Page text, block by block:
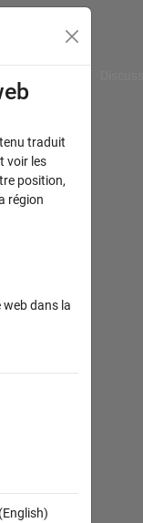
traduit
voir les
position,
région
dans la
(English)